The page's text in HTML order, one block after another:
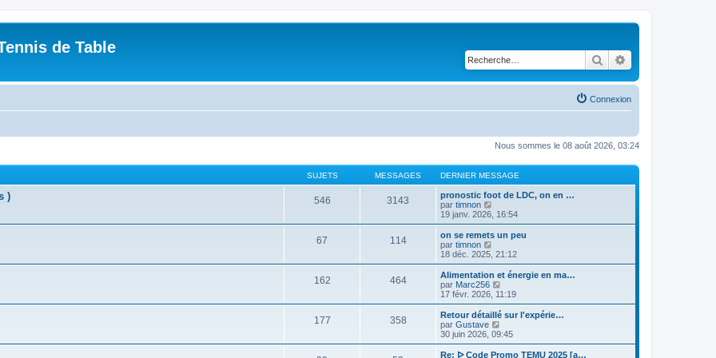
de Table
Rechercher
Connexion
Nous sommes le 08 août 2026, 03:24
SUJETS MESSAGES DERNIER MESSAGE
) 546 3143
pronostic foot de LDC, on en …
par timnon
o
i
r
e
r
n
r
m
e
s
19 janv. 2026, 16:54
67 114
on se remets un peu
par timnon
o
i
r
l
e
e
r
n
i
18 déc. 2025, 21:12
162 464
Alimentation et énergie en ma…
par Marc256
o
i
r
e
17 févr. 2026, 11:19
177 358
Retour détaillé sur l'expérie…
par Gustave
o
i
r
30 juin 2026, 09:45
Re: ᐅ Code Promo TEMU 2025 [a…